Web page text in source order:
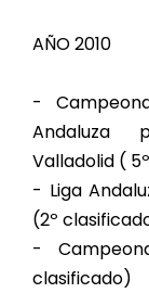
AÑO 2010
-
Andaluza
Valladolid (
- Liga
(2º
-
clasificado)